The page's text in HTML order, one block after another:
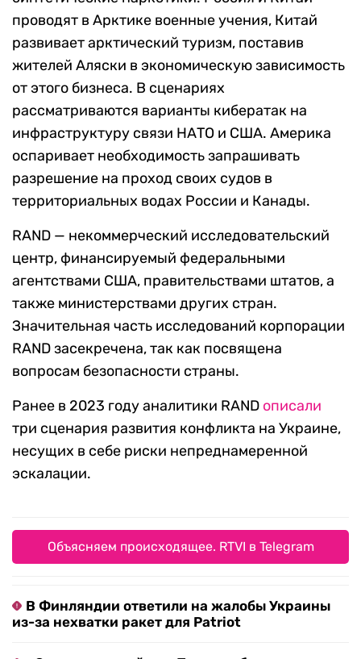
проводят в Арктике военные учения, Китай
развивает арктический туризм, поставив
жителей Аляски в экономическую зависимость
от этого бизнеса. В сценариях
рассматриваются варианты кибератак на
инфраструктуру связи НАТО и США. Америка
оспаривает необходимость запрашивать
разрешение на проход своих судов в
территориальных водах России и Канады.
RAND — некоммерческий исследовательский
центр, финансируемый федеральными
агентствами США, правительствами штатов, а
также министерствами других стран.
Значительная часть исследований корпорации
RAND засекречена, так как посвящена
вопросам безопасности страны.
Ранее в 2023 году аналитики RAND описали
три сценария развития конфликта на Украине,
несущих в себе риски непреднамеренной
эскалации.
Объясняем происходящее. RTVI в Telegram
В Финляндии ответили на жалобы Украины
из-за нехватки ракет для Patriot